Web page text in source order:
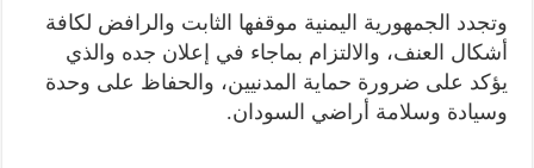
وتجدد الجمهورية اليمنية موقفها الثابت والرافض لكافة
أشكال العنف، والالتزام بماجاء في إعلان جده والذي
يؤكد على ضرورة حماية المدنيين، والحفاظ على وحدة
وسيادة وسلامة أراضي السودان.